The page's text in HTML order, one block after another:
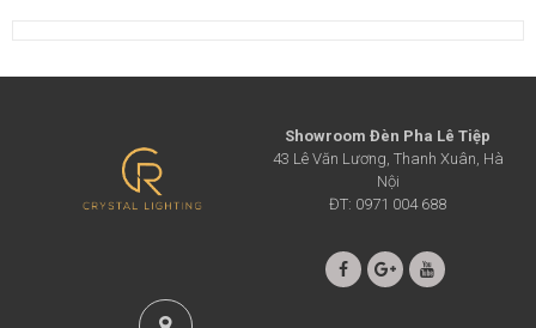
Showroom Đèn Pha Lê Tiệp
43 Lê Văn Lương, Thanh Xuân, Hà
Nội
ĐT: 0971 004 688